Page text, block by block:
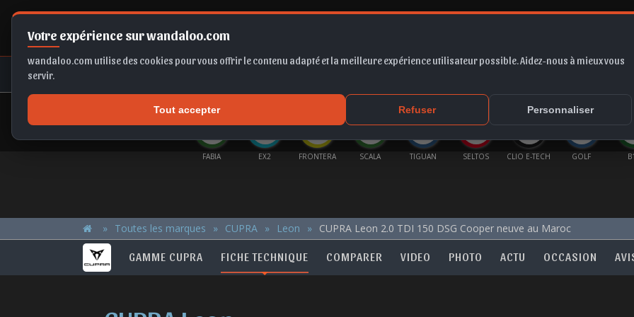
Votre expérience sur wandaloo.com
wandaloo.com utilise des cookies pour vous offrir le contenu adapté et la meilleure expérience utilisateur possible. Aidez-nous à mieux vous
servir.
Tout accepter Refuser Personnaliser
FABIA EX2 FRONTERA SCALA TIGUAN SELTOS CLIO E-TECH GOLF
Toutes les marques CUPRA Leon CUPRA Leon 2.0 TDI 150 DSG Cooper neuve au Maroc
GAMME CUPRA FICHE TECHNIQUE COMPARER VIDEO PHOTO ACTU OCCASION